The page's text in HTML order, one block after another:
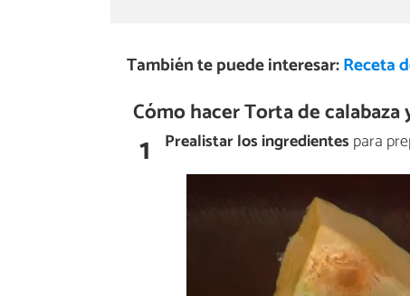
También te puede interesar:Receta
Cómo hacer Torta de calabaza
1 Prealistar los ingredientes para